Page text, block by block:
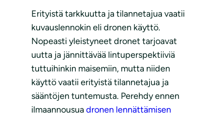
Erityistä tarkkuutta ja tilannetajua vaatii
kuvauslennokin eli dronen käyttö.
Nopeasti yleistyneet dronet tarjoavat
uutta ja jännittävää lintuperspektiiviä
tuttuihinkin maisemiin, mutta niiden
käyttö vaatii erityistä tilannetajua ja
sääntöjen tuntemusta. Perehdy ennen
ilmaannousuadronen lennättämisen